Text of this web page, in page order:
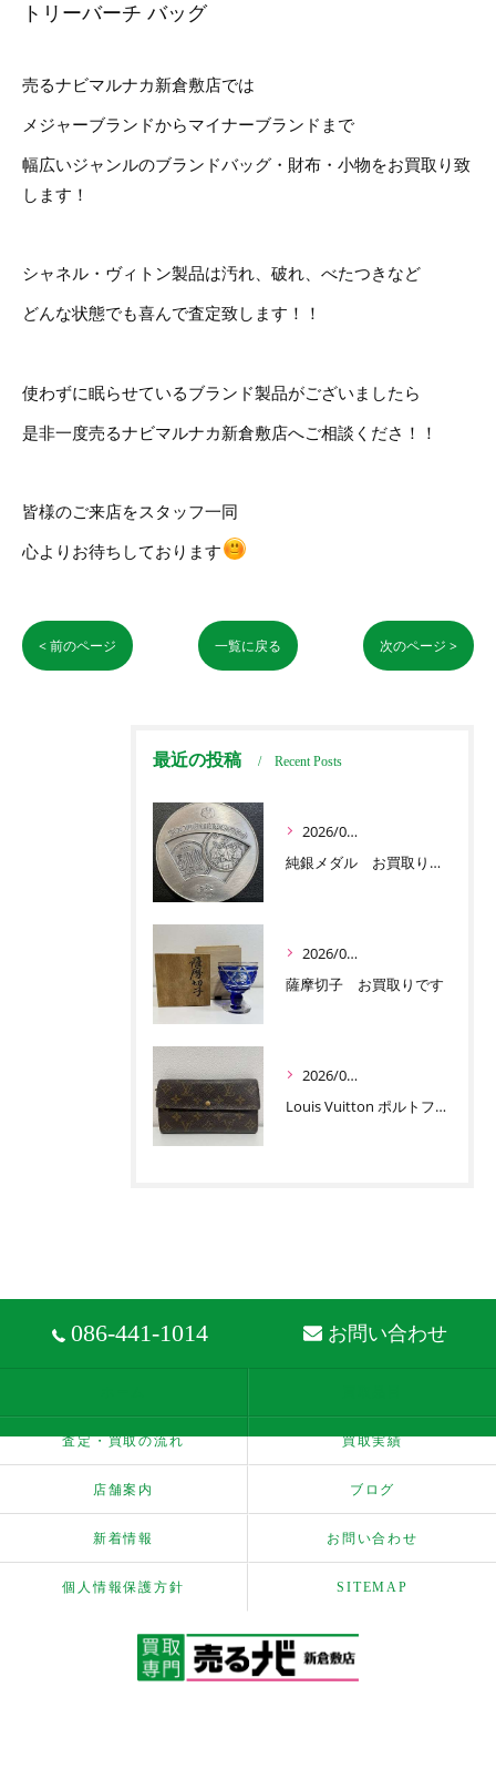
トリーバーチ バッグ
売るナビマルナカ新倉敷店では
メジャーブランドからマイナーブランドまで
幅広いジャンルのブランドバッグ・財布・小物をお買取り致
します！
シャネル・ヴィトン製品は汚れ、破れ、べたつきなど
どんな状態でも喜んで査定致します！！
使わずに眠らせているブランド製品がございましたら
是非一度売るナビマルナカ新倉敷店へご相談くださ！！
皆様のご来店をスタッフ一同
心よりお待ちしております
< 前のページ 一覧に戻る 次のページ >
最近の投稿 Recent Posts
2026/07/03
純銀メダル お買取りです
2026/07/01
薩摩切子 お買取りです
2026/06/30
Louis Vuitton ポルトフォイユ サラ お買取りです
086-441-1014 お問い合わせ
査定・買取の流れ 買取実績
店舗案内 ブログ
新着情報 お問い合わせ
個人情報保護方針 SITEMAP